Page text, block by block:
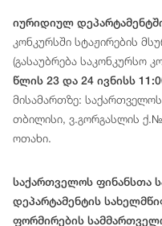
იურიდიულ
კონკურსში სტაჟირების
(გასაუბრება საკონკურსო
წლის 23 და 24 ივნისს
მისამართზე:
თბილისი, ვ.გორგასლის
ოთახი.
საქართველოს ფინანსთა
დეპარტამენტის
ფორმირების